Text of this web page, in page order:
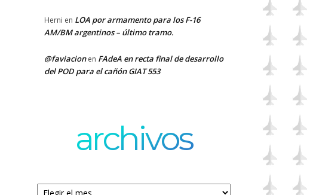
Herni en LOA por armamento para los F-16
AM/BM argentinos – último tramo.
@faviacionen FAdeA en recta final de desarrollo
del POD para el cañón GIAT 553
archivos
Archivos